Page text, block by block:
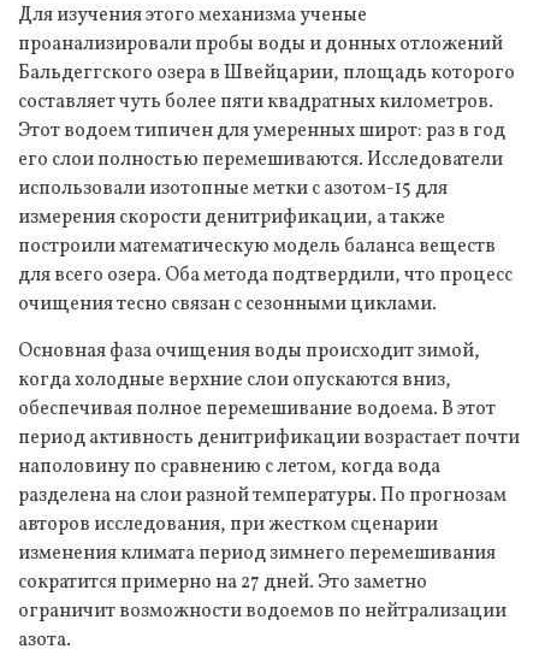
Для изучения этого механизма ученые
проанализировали пробы воды и донных отложений
Бальдеггского озера в Швейцарии, площадь которого
составляет чуть более пяти квадратных километров.
Этот водоем типичен для умеренных широт: раз в год
его слои полностью перемешиваются. Исследователи
использовали изотопные метки с азотом-15 для
измерения скорости денитрификации, а также
построили математическую модель баланса веществ
для всего озера. Оба метода подтвердили, что процесс
очищения тесно связан с сезонными циклами.
Основная фаза очищения воды происходит зимой,
когда холодные верхние слои опускаются вниз,
обеспечивая полное перемешивание водоема. В этот
период активность денитрификации возрастает почти
наполовину по сравнению с летом, когда вода
разделена на слои разной температуры. По прогнозам
авторов исследования, при жестком сценарии
изменения климата период зимнего перемешивания
сократится примерно на 27 дней. Это заметно
ограничит возможности водоемов по нейтрализации
азота.